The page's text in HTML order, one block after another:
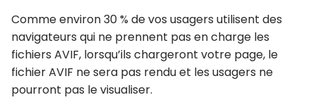
Comme environ 30 % de vos usagers utilisent des
navigateurs qui ne prennent pas en charge les
fichiers AVIF, lorsqu’ils chargeront votre page, le
fichier AVIF ne sera pas rendu et les usagers ne
pourront pas le visualiser.